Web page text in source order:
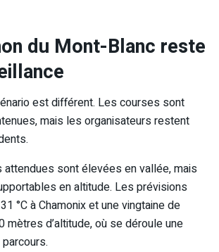
du Mont-Blanc reste
est différent. Les courses sont
mais les organisateurs restent
sont élevées en vallée, mais
en altitude. Les prévisions
°C à Chamonix et une vingtaine de
mètres d’altitude, où se déroule une